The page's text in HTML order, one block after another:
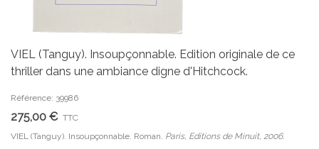
VIEL (Tanguy). Insoupçonnable. Edition originale de ce
thriller dans une ambiance digne d'Hitchcock.
Référence: 39986
275,00 € TTC
VIEL (Tanguy). Insoupçonnable. Roman. Paris, Editions de Minuit, 2006.